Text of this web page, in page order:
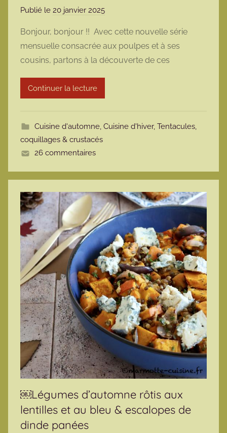
Publié le 20 janvier 2025
r
m
a
t
Bonjour, bonjour !! Avec cette nouvelle série
mensuelle consacrée aux poulpes et à ses
cousins, partons à la découverte de ces
Continuer la lecture
Cuisine d'automne, Cuisine d'hiver, Tentacules,
coquillages & crustacés
26 commentaires
￼Légumes d’automne rôtis aux
lentilles et au bleu & escalopes de
dinde panées